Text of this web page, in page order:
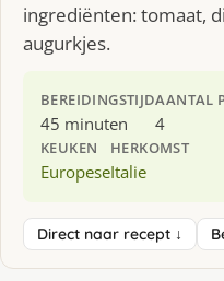
ingrediënten: tomaat,
augurkjes.
BEREIDINGSTIJD
45 minuten
AANTAL
4
KEUKEN
Europese
HERKOMST
Italie
Direct naar recept ↓